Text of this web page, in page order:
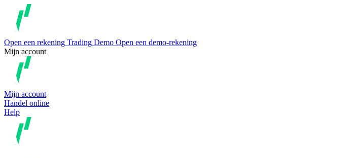
Open een rekening Trading Demo Open een demo-rekening
Mijn account
Mijn account
Handel online
Help